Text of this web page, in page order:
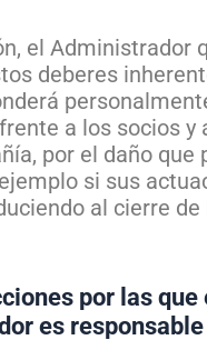
el Administrador
deberes
a los socios y
por el daño que
si sus
al cierre de
por las que
es